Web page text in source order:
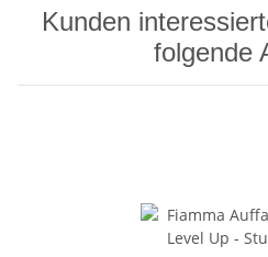
Kunden
folgende